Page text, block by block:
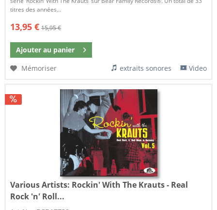
titres des années...
13,95 € 15,95 €
Ajouter au panier
Mémoriser
extraits sonores Video
Various Artists: Rockin' With The Krauts - Real
Rock 'n' Roll...